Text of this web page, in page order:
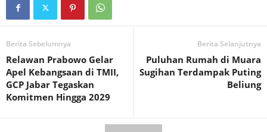
Berita Sebelumnya
Relawan Prabowo Gelar
Apel Kebangsaan di TMII,
GCP Jabar Tegaskan
Komitmen Hingga 2029
Berita Selanjutnya
Puluhan Rumah di Muara
Sugihan Terdampak Puting
Beliung